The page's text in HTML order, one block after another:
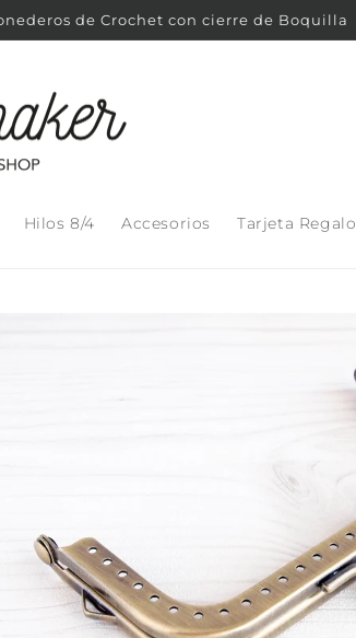
de Crochet con cierre de Boquilla
Hilos 8/4 Accesorios Tarjeta Regalo